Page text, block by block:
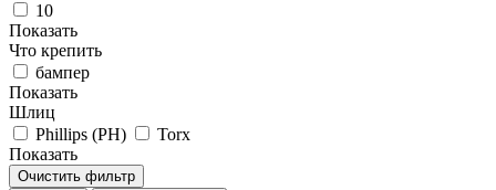
10
Показать
Что крепить
бампер
Показать
Шлиц
Phillips (PH)
Torx
Показать
Очистить фильтр